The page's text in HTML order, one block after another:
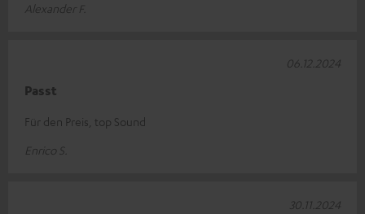
Alexander F.
Passt
Für den Preis, top Sound
Enrico S.
06.12.2024
30.11.2024